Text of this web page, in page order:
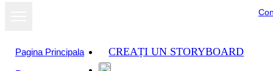
Pagina Principala CREAȚI UN STORYBOARD